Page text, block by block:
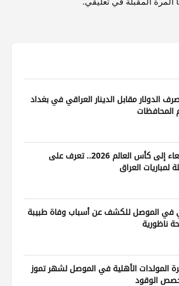
الدولار مقابل الدينار العراقي في بغداد
المحافظات
من ودية الأربعاء إلى كأس العالم 2026.. تعرف على
لمباريات العراق
في الموصل للكشف عن أسباب وفاة طبيبة
ناظورية
المولدات الأهلية في الموصل لشهر تموز
الوقود